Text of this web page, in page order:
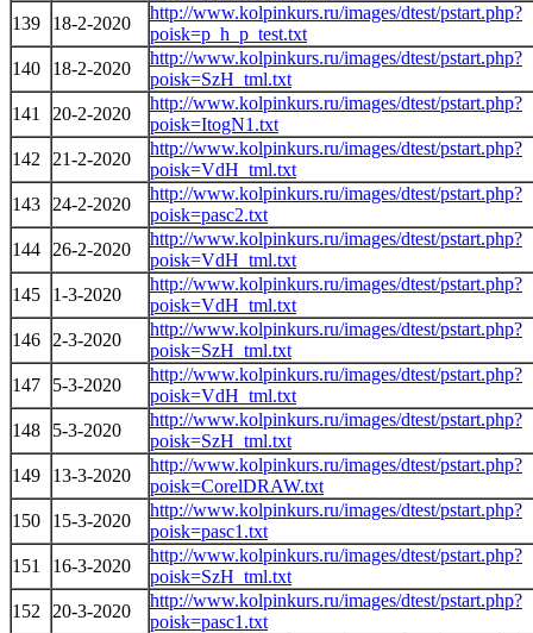
139
18-2-2020
http://www.kolpinkurs.ru/images/dtest/pstart.php?
poisk=p_h_p_test.txt
140
18-2-2020
http://www.kolpinkurs.ru/images/dtest/pstart.php?
poisk=SzH_tml.txt
141
20-2-2020
http://www.kolpinkurs.ru/images/dtest/pstart.php?
poisk=ItogN1.txt
142
21-2-2020
http://www.kolpinkurs.ru/images/dtest/pstart.php?
poisk=VdH_tml.txt
143
24-2-2020
http://www.kolpinkurs.ru/images/dtest/pstart.php?
poisk=pasc2.txt
144
26-2-2020
http://www.kolpinkurs.ru/images/dtest/pstart.php?
poisk=VdH_tml.txt
145
1-3-2020
http://www.kolpinkurs.ru/images/dtest/pstart.php?
poisk=VdH_tml.txt
146
2-3-2020
http://www.kolpinkurs.ru/images/dtest/pstart.php?
poisk=SzH_tml.txt
147
5-3-2020
http://www.kolpinkurs.ru/images/dtest/pstart.php?
poisk=VdH_tml.txt
148
5-3-2020
http://www.kolpinkurs.ru/images/dtest/pstart.php?
poisk=SzH_tml.txt
149
13-3-2020
http://www.kolpinkurs.ru/images/dtest/pstart.php?
poisk=CorelDRAW.txt
150
15-3-2020
http://www.kolpinkurs.ru/images/dtest/pstart.php?
poisk=pasc1.txt
151
16-3-2020
http://www.kolpinkurs.ru/images/dtest/pstart.php?
poisk=SzH_tml.txt
152
20-3-2020
http://www.kolpinkurs.ru/images/dtest/pstart.php?
poisk=pasc1.txt